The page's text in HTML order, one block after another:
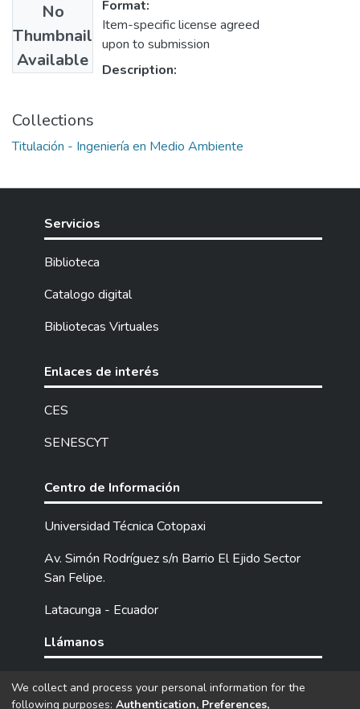
No
Thumbnail
Available
Format:
Item-specific license agreed
upon to submission
Description:
Collections
Titulación - Ingeniería en Medio Ambiente
Servicios
Biblioteca
Catalogo digital
Bibliotecas Virtuales
Enlaces de interés
CES
SENESCYT
Centro de Información
Universidad Técnica Cotopaxi
Av. Simón Rodríguez s/n Barrio El Ejido Sector
San Felipe.
Latacunga - Ecuador
Llámanos
Tel: (593) 03 2252205 / 2252307 / 2252346.
We collect and process your personal information for the
following purposes: Authentication, Preferences,